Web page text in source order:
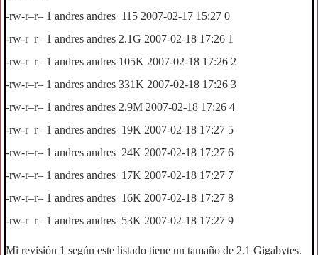
-rw-r–r– 1 andres andres 115 2007-02-17 15:27 0
-rw-r–r– 1 andres andres 2.1G 2007-02-18 17:26 1
-rw-r–r– 1 andres andres 105K 2007-02-18 17:26 2
-rw-r–r– 1 andres andres 331K 2007-02-18 17:26 3
-rw-r–r– 1 andres andres 2.9M 2007-02-18 17:26 4
-rw-r–r– 1 andres andres 19K 2007-02-18 17:27 5
-rw-r–r– 1 andres andres 24K 2007-02-18 17:27 6
-rw-r–r– 1 andres andres 17K 2007-02-18 17:27 7
-rw-r–r– 1 andres andres 16K 2007-02-18 17:27 8
-rw-r–r– 1 andres andres 53K 2007-02-18 17:27 9
Mi revisión 1 según este listado tiene un tamaño de 2.1 Gigabytes.